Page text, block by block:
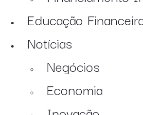
Educação
Notícias
Negócios
Economia